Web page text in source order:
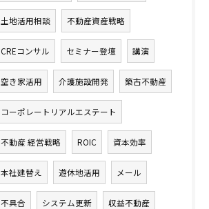
土地活用相談 不動産資産戦略
CREコンサル セミナー登壇 講演
空き家活用 介護施設開発 築古不動産
コーポレートリアルエステート
不動産 経営戦略 ROIC 資本効率
本社建替え 遊休地活用 メール
不具合 システム更新 収益不動産